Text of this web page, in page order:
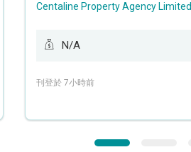
Centaline Property Agency Limited
N/A
刊登於 7小時前